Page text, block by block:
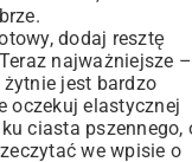
dodaj resztę
najważniejsze –
jest bardzo
oczekuj elastycznej
ciasta pszennego,
we wpisie o